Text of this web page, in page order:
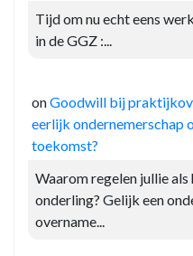
Tijd om nu echt eens
in de GGZ :...
onGoodwill bij
eerlijk ondernemerschap
toekomst?
Waarom regelen jullie
onderling? Gelijk een
overname...